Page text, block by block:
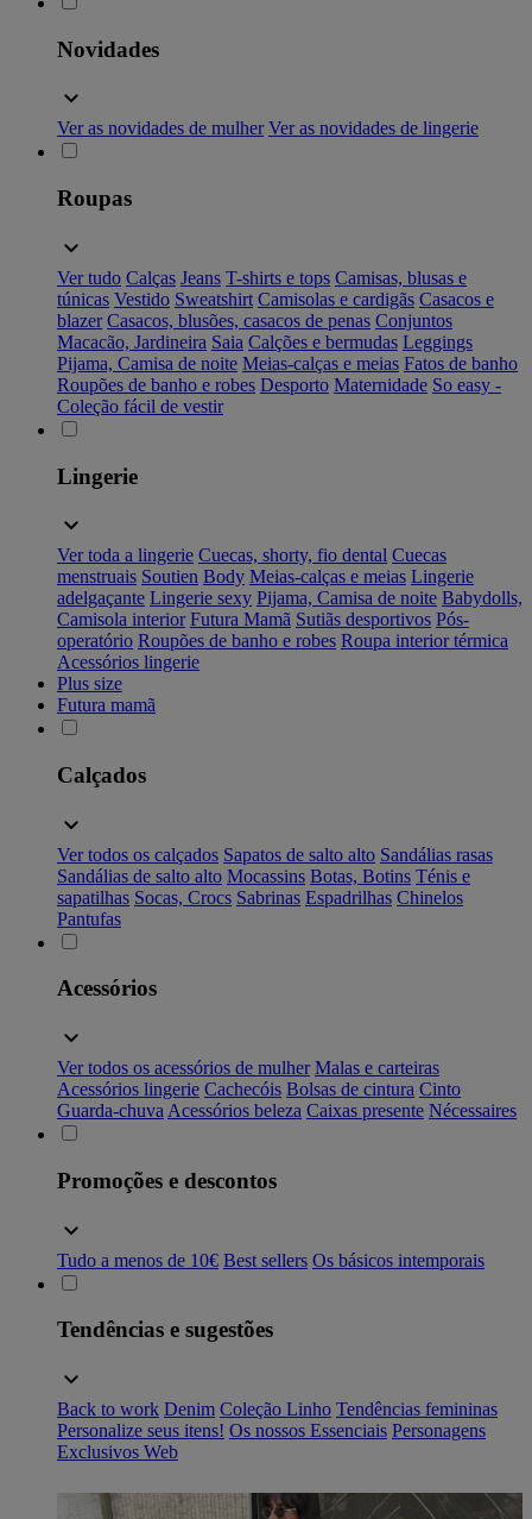
Novidades
Ver as novidades de mulher Ver as novidades de lingerie
Roupas
Ver tudo Calças Jeans T-shirts e tops Camisas, blusas e
túnicas Vestido Sweatshirt Camisolas e cardigãs Casacos e
blazer Casacos, blusões, casacos de penas Conjuntos
Macacão, Jardineira Saia Calções e bermudas Leggings
Pijama, Camisa de noite Meias-calças e meias Fatos de banho
Roupões de banho e robes Desporto Maternidade So easy -
Coleção fácil de vestir
Lingerie
Ver toda a lingerie Cuecas, shorty, fio dental Cuecas
menstruais Soutien Body Meias-calças e meias Lingerie
adelgaçante Lingerie sexy Pijama, Camisa de noite Babydolls,
Camisola interior Futura Mamã Sutiãs desportivos Pós-
operatório Roupões de banho e robes Roupa interior térmica
Acessórios lingerie
Plus size
Futura mamã
Calçados
Ver todos os calçados Sapatos de salto alto Sandálias rasas
Sandálias de salto alto Mocassins Botas, Botins Ténis e
sapatilhas Socas, Crocs Sabrinas Espadrilhas Chinelos
Pantufas
Acessórios
Ver todos os acessórios de mulher Malas e carteiras
Acessórios lingerie Cachecóis Bolsas de cintura Cinto
Guarda-chuva Acessórios beleza Caixas presente Nécessaires
Promoções e descontos
Tudo a menos de 10€ Best sellers Os básicos intemporais
Tendências e sugestões
Back to work Denim Coleção Linho Tendências femininas
Personalize seus itens! Os nossos Essenciais Personagens
Exclusivos Web